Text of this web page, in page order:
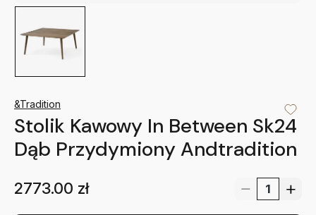
&Tradition
Stolik Kawowy In Between Sk24
Dąb Przydymiony Andtradition
2773.00 zł